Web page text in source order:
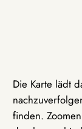
Die Karte lädt
finden.